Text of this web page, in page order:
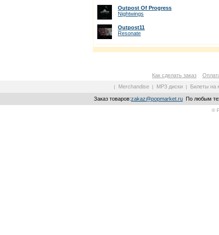
Outpost Of Progress
Nightwings
Outpost11
Resonate
Как сделать заказ
| Merchandise | MP3 диски | Билеты на
Заказ товаров:zakaz@popmarket.ru По любым
©